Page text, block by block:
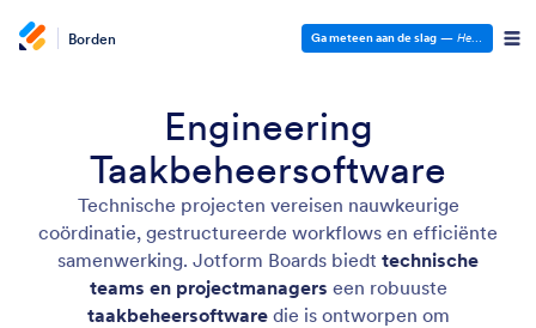
Borden Ga meteen aan de slag — Het is gratis!
Engineering
Taakbeheersoftware
Technische projecten vereisen nauwkeurige
coördinatie, gestructureerde workflows en efficiënte
samenwerking. Jotform Boards biedt technische
teams en projectmanagers een robuuste
taakbeheersoftwaredie is ontworpen om